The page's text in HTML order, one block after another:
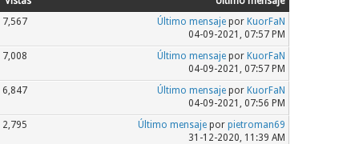
7,567 Último mensajepor KuorFaN
04-09-2021, 07:57 PM
7,008 Último mensajepor KuorFaN
04-09-2021, 07:57 PM
6,847 Último mensajepor KuorFaN
04-09-2021, 07:56 PM
2,795 Último mensajepor pietroman69
31-12-2020, 11:39 AM